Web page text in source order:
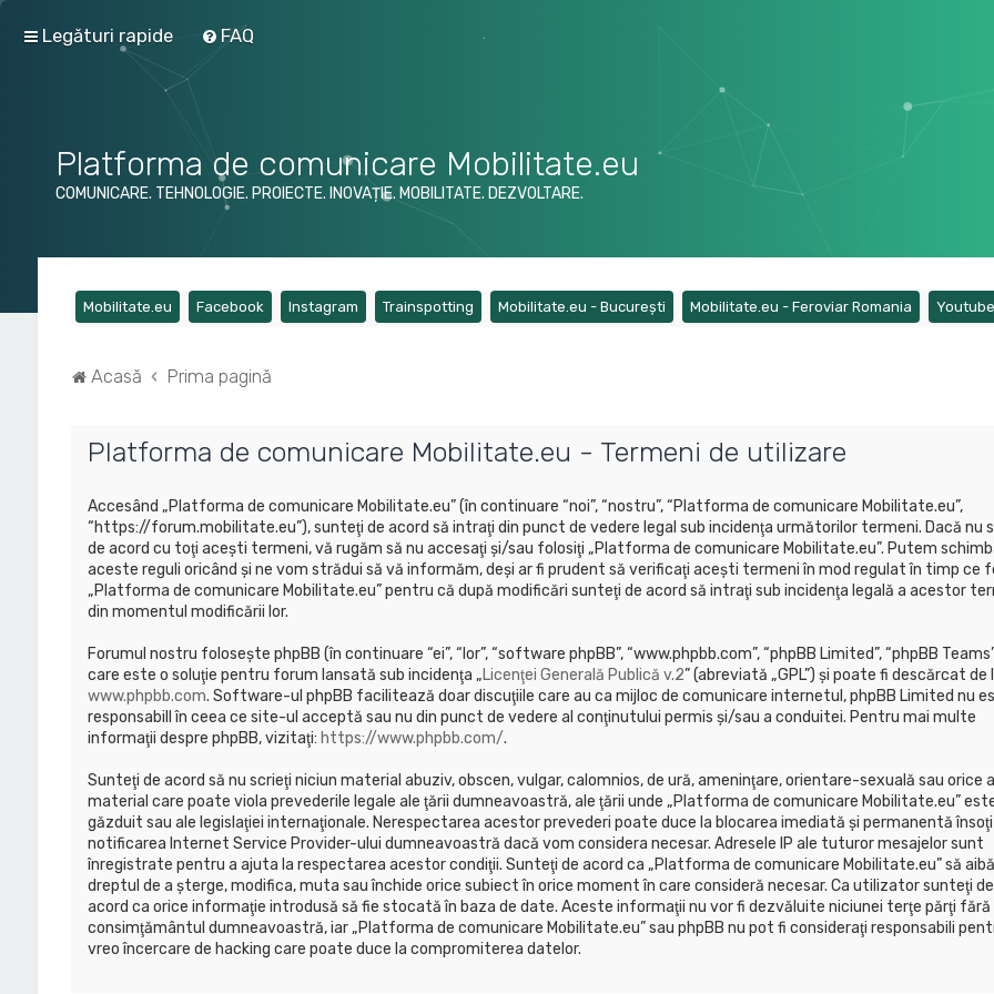
Legături rapide FAQ
Platforma de comunicare Mobilitate.eu
COMUNICARE. TEHNOLOGIE. PROIECTE. INOVAȚIE. MOBILITATE. DEZVOLTARE.
Mobilitate.eu(Opens a new tab)
Facebook(Opens a new tab)
Instagram(Opens a new tab)
Trainspotting(Opens a new tab)
Mobilitate.eu - București(Opens a new tab)
Mobilitate.eu - Feroviar Romania(Opens a
Youtube
Acasă Prima pagină
Platforma de comunicare Mobilitate.eu - Termeni de utilizare
Accesând „Platforma de comunicare Mobilitate.eu” (în continuare “noi”, “nostru”, “Platforma de comunicare Mobilitate.eu”,
“https://forum.mobilitate.eu”), sunteţi de acord să intraţi din punct de vedere legal sub incidenţa următorilor termeni. Dacă nu
de acord cu toţi aceşti termeni, vă rugăm să nu accesaţi şi/sau folosiţi „Platforma de comunicare Mobilitate.eu”. Putem
aceste reguli oricând şi ne vom strădui să vă informăm, deşi ar fi prudent să verificaţi aceşti termeni în mod regulat în timp ce
„Platforma de comunicare Mobilitate.eu” pentru că după modificări sunteţi de acord să intraţi sub incidenţa legală a acestor
din momentul modificării lor.
Forumul nostru foloseşte phpBB (în continuare “ei”, “lor”, “software phpBB”, “www.phpbb.com”, “phpBB Limited”, “phpBB
care este o soluţie pentru forum lansată sub incidenţa „Licenţei Generală Publică v.2” (abreviată „GPL”) şi poate fi descărcat de
www.phpbb.com. Software-ul phpBB facilitează doar discuţiile care au ca mijloc de comunicare internetul, phpBB Limited nu
responsabill în ceea ce site-ul acceptă sau nu din punct de vedere al conţinutului permis şi/sau a conduitei. Pentru mai multe
informaţii despre phpBB, vizitaţi: https://www.phpbb.com/.
Sunteţi de acord să nu scrieţi niciun material abuziv, obscen, vulgar, calomnios, de ură, ameninţare, orientare-sexuală sau orice
material care poate viola prevederile legale ale ţării dumneavoastră, ale ţării unde „Platforma de comunicare Mobilitate.eu”
găzduit sau ale legislaţiei internaţionale. Nerespectarea acestor prevederi poate duce la blocarea imediată şi permanentă
notificarea Internet Service Provider-ului dumneavoastră dacă vom considera necesar. Adresele IP ale tuturor mesajelor sunt
înregistrate pentru a ajuta la respectarea acestor condiţii. Sunteţi de acord ca „Platforma de comunicare Mobilitate.eu” să aibă
dreptul de a şterge, modifica, muta sau închide orice subiect în orice moment în care consideră necesar. Ca utilizator sunteţi de
acord ca orice informaţie introdusă să fie stocată în baza de date. Aceste informaţii nu vor fi dezvăluite niciunei terţe părţi fără
consimţământul dumneavoastră, iar „Platforma de comunicare Mobilitate.eu” sau phpBB nu pot fi consideraţi responsabili
vreo încercare de hacking care poate duce la compromiterea datelor.